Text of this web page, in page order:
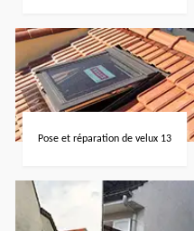
Pose et réparation de velux 13